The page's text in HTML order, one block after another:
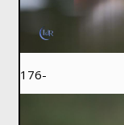
176-